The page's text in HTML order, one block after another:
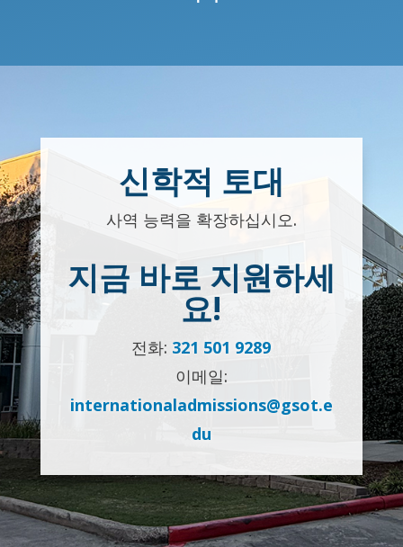
신학적 토대
사역 능력을 확장하십시오.
지금 바로 지원하세
요!
전화: 321 501 9289
이메일:
internationaladmissions@gsot.e
du